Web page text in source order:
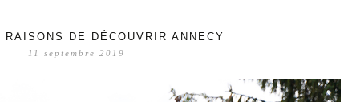
RAISONS DE DÉCOUVRIR ANNECY
11 septembre 2019